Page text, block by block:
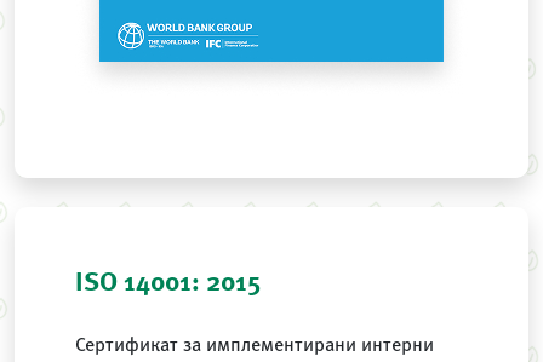
ISO 14001: 2015
Сертификат за имплементирани интерни